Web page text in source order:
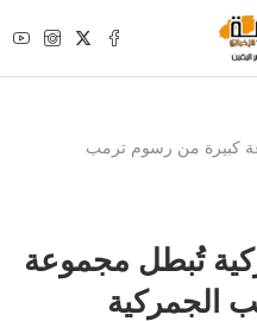
كبيرة من رسوم ترمب
تُبطل مجموعة
الجمركية